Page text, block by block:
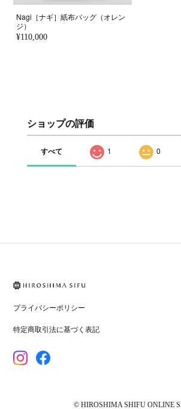
Nagi［ナギ］紙布バッグ（オレン
ジ）
¥110,000
ショップの評価
すべて 1 0
プライバシーポリシー
特定商取引法に基づく表記
© HIROSHIMA SHIFU ONLINE